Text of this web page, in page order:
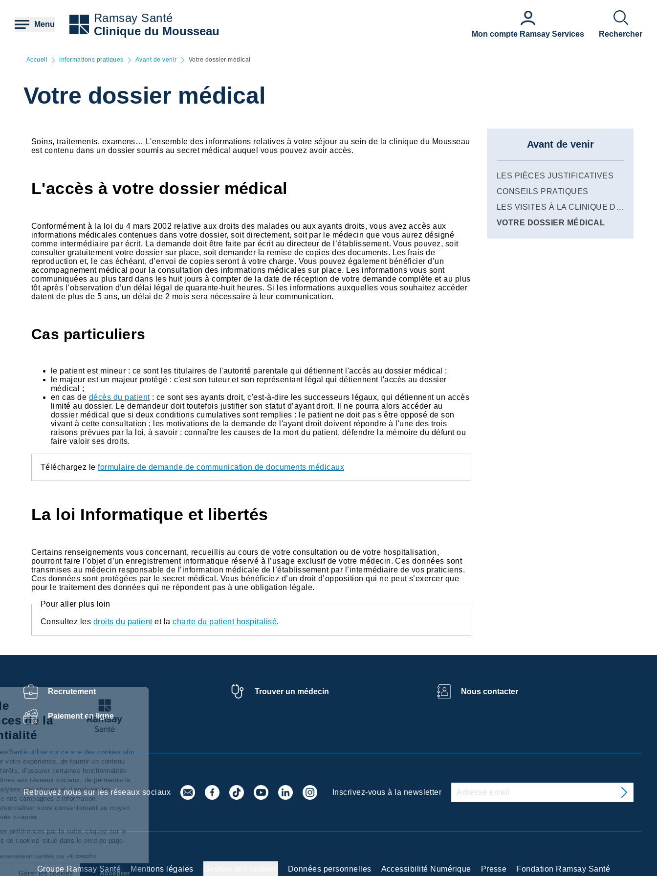
contenu
principal
Menu
Ramsay Santé
Clinique du Mousseau
Mon compte Ramsay Services Rechercher
Accueil Informations pratiques Avant de venir Votre dossier médical
Votre dossier médical
Soins, traitements, examens… L'ensemble des informations relatives à votre séjour au sein de la clinique du Mousseau
est contenu dans un dossier soumis au secret médical auquel vous pouvez avoir accès.
L'accès à votre dossier médical
Conformément à la loi du 4 mars 2002 relative aux droits des malades ou aux ayants droits, vous avez accès aux
informations médicales contenues dans votre dossier, soit directement, soit par le médecin que vous aurez désigné
comme intermédiaire par écrit. La demande doit être faite par écrit au directeur de l’établissement. Vous pouvez, soit
consulter gratuitement votre dossier sur place, soit demander la remise de copies des documents. Les frais de
reproduction et, le cas échéant, d’envoi de copies seront à votre charge. Vous pouvez également bénéficier d’un
accompagnement médical pour la consultation des informations médicales sur place. Les informations vous sont
communiquées au plus tard dans les huit jours à compter de la date de réception de votre demande complète et au plus
tôt après l’observation d’un délai légal de quarante-huit heures. Si les informations auxquelles vous souhaitez accéder
datent de plus de 5 ans, un délai de 2 mois sera nécessaire à leur communication.
Cas particuliers
le patient est mineur : ce sont les titulaires de l'autorité parentale qui détiennent l'accès au dossier médical ;
le majeur est un majeur protégé : c'est son tuteur et son représentant légal qui détiennent l'accès au dossier
médical ;
en cas de décès du patient: ce sont ses ayants droit, c'est-à-dire les successeurs légaux, qui détiennent un accès
limité au dossier. Le demandeur doit toutefois justifier son statut d’ayant droit. Il ne pourra alors accéder au
dossier médical que si deux conditions cumulatives sont remplies : le patient ne doit pas s'être opposé de son
vivant à cette consultation ; les motivations de la demande de l'ayant droit doivent répondre à l'une des trois
raisons prévues par la loi, à savoir : connaître les causes de la mort du patient, défendre la mémoire du défunt ou
faire valoir ses droits.
Téléchargez leformulaire de demande de communication de documents médicaux
La loi Informatique et libertés
Certains renseignements vous concernant, recueillis au cours de votre consultation ou de votre hospitalisation,
pourront faire l’objet d’un enregistrement informatique réservé à l’usage exclusif de votre médecin. Ces données sont
transmises au médecin responsable de l’information médicale de l’établissement par l’intermédiaire de vos praticiens.
Ces données sont protégées par le secret médical. Vous bénéficiez d’un droit d’opposition qui ne peut s’exercer que
pour le traitement des données qui ne répondent pas à une obligation légale.
Pour aller plus loin
Consultez les droits du patientet lacharte du patient hospitalisé.
Avant de venir
LES PIÈCES JUSTIFICATIVES
CONSEILS PRATIQUES
LES VISITES À LA CLINIQUE DU MOUSSEAU
VOTRE DOSSIER MÉDICAL
Recrutement Trouver un médecin Nous contacter
Paiement en ligne
Retrouvez nous sur les réseaux sociaux Inscrivez-vous à la newsletter
Groupe Ramsay Santé Mentions légales Données personnelles Accessibilité Numérique Presse Fondation Ramsay Santé
Centre de
préférences de la
confidentialité
Ramsay Services/Santé utilise sur ce site des cookies afin
de personnaliser votre expérience, de fournir un contenu
adapté à vos intérêts, d’assurer certaines fonctionnalités
dont celles relatives aux réseaux sociaux, de permettre la
réalisation d’'analyses statistiques et d’analyser les
performances de nos campagnes d’information.
Vous pouvez personnaliser votre consentement au moyen
des boutons situés ci-après
Pour modifier vos préférences par la suite, cliquez sur le
lien 'Préférences de cookies' situé dans le pied de page.
Consentements certifiés par
Refuser Gérer les cookies Accepter